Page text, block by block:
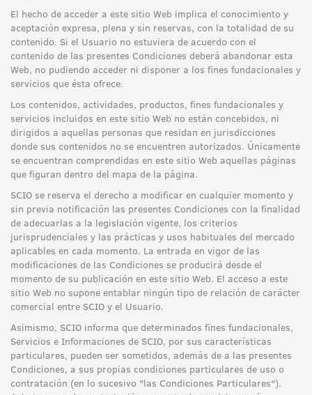
El hecho de acceder a este sitio Web implica el conocimiento y
aceptación expresa, plena y sin reservas, con la totalidad de su
contenido. Si el Usuario no estuviera de acuerdo con el
contenido de las presentes Condiciones deberá abandonar esta
Web, no pudiendo acceder ni disponer a los fines fundacionales y
servicios que ésta ofrece.
Los contenidos, actividades, productos, fines fundacionales y
servicios incluidos en este sitio Web no están concebidos, ni
dirigidos a aquellas personas que residan en jurisdicciones
donde sus contenidos no se encuentren autorizados. Únicamente
se encuentran comprendidas en este sitio Web aquellas páginas
que figuran dentro del mapa de la página.
SCIO se reserva el derecho a modificar en cualquier momento y
sin previa notificación las presentes Condiciones con la finalidad
de adecuarlas a la legislación vigente, los criterios
jurisprudenciales y las prácticas y usos habituales del mercado
aplicables en cada momento. La entrada en vigor de las
modificaciones de las Condiciones se producirá desde el
momento de su publicación en este sitio Web. El acceso a este
sitio Web no supone entablar ningún tipo de relación de carácter
comercial entre SCIO y el Usuario.
Asimismo, SCIO informa que determinados fines fundacionales,
Servicios e Informaciones de SCIO, por sus características
particulares, pueden ser sometidos, además de a las presentes
Condiciones, a sus propias condiciones particulares de uso o
contratación (en lo sucesivo "las Condiciones Particulares").